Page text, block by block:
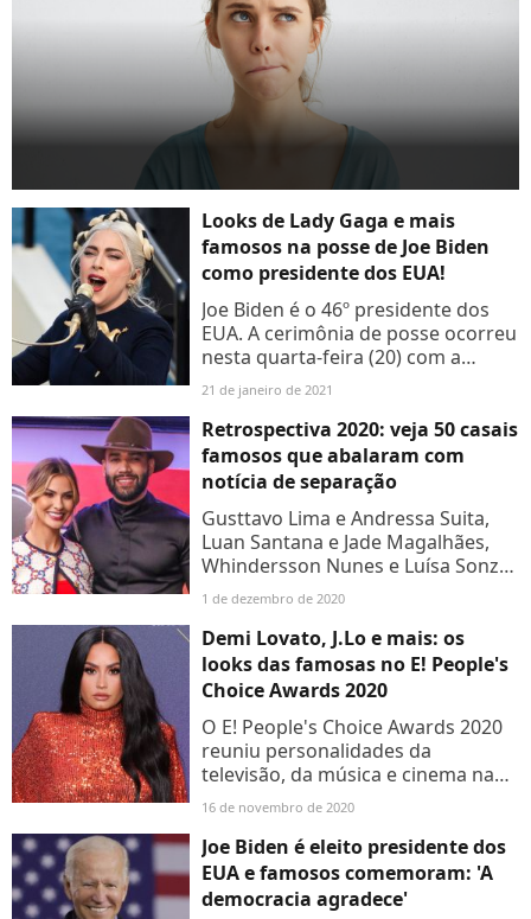
Looks de Lady Gaga e mais
famosos na posse de Joe Biden
como presidente dos EUA!
Joe Biden é o 46º presidente dos
EUA. A cerimônia de posse ocorreu
nesta quarta-feira (20) com a
presença de vários famosos.
Confira detalhes dos looks!
21 de janeiro de 2021
Retrospectiva 2020: veja 50 casais
famosos que abalaram com
notícia de separação
Gusttavo Lima e Andressa Suita,
Luan Santana e Jade Magalhães,
Whindersson Nunes e Luísa Sonza
e mais ex-casais famosos abalaram
seus relacionamentos....
1 de dezembro de 2020
Demi Lovato, J.Lo e mais: os
looks das famosas no E! People's
Choice Awards 2020
O E! People's Choice Awards 2020
reuniu personalidades da
televisão, da música e cinema na
Califónia, Estados Unidos, neste
cerimônia, Demi Lovato trocou...
16 de novembro de 2020
Joe Biden é eleito presidente dos
EUA e famosos comemoram: 'A
democracia agradece'